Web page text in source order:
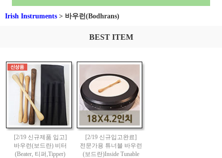
Irish Instruments > 바우런(Bodhrans)
BEST ITEM
[2/19 신규제품 입고]
바우런(보드란) 비터
(Beater, 티퍼,Tipper)
[2/19 신규입고완료]
전문가용 튜너블 바우런
(보드란)Inside Tunable